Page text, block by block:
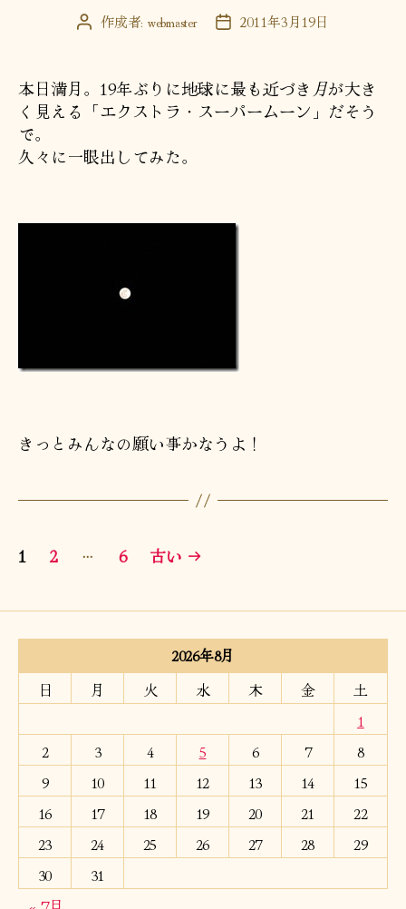
投 作成者: webmaster
投 2011年3月19日
本日満月。19年ぶりに地球に最も近づき 月が大き
く見える「エクストラ・スーパームーン」だそう
で。
久々に一眼出してみた。
きっとみんなの願い事かなうよ！
投
の
ー
ジ
送
り
1 2 … 6 古い →
2026年8月
日
月 火 水 木 金
土
1
2
3 4 5 6 7
8
9
10 11 12 13 14
15
16
17 18 19 20 21
22
23
24 25 26 27 28
29
30
31